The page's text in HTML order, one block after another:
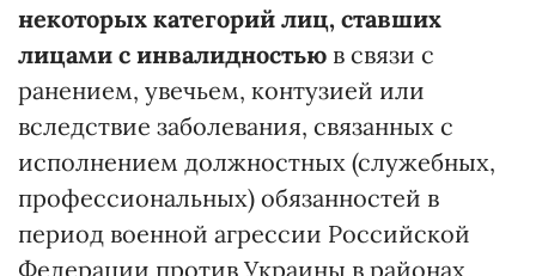
некоторых категорий лиц, ставших
лицами с инвалидностью в связи с
ранением, увечьем, контузией или
вследствие заболевания, связанных с
исполнением должностных (служебных,
профессиональных) обязанностей в
период военной агрессии Российской
Федерации против Украины в районах